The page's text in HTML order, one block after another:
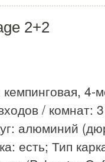
2+2
4-
/ комнат:
алюминий
есть; Тип